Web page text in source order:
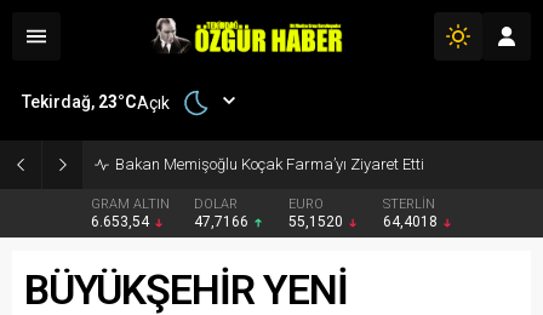
Bakan Memişoğlu Koçak Farma’yı Ziyaret Etti
GRAM ALTIN
6.653,54
DOLAR
47,7166
EURO
55,1520
STERLİN
64,4018
Tekirdağ, 23°CAçık
BÜYÜKŞEHİR YENİ